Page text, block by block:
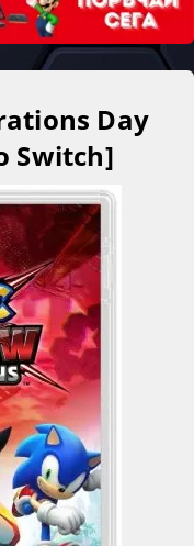
Day
Switch]